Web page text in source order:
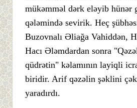
mükəmməl dərk eləyib hünər
qələmində sevirik. Heç
Buzovnalı Əliağa Vahiddən,
Hacı Ələmdardan sonra
qüdrətin" kəlamının layiqli
biridir. Arif qəzəlin şəklini
yaradırdı.